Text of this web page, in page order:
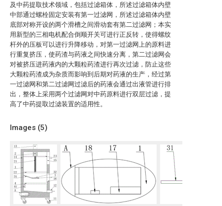
及中药提取技术领域，包括过滤箱体，所述过滤箱体内壁
中部通过螺栓固定安装有第一过滤网，所述过滤箱体内壁
底部对称开设的两个滑槽之间滑动套有第二过滤网；本实
用新型的三相电机配合倒顺开关可进行正反转，使得螺纹
杆外的压板可以进行升降移动，对第一过滤网上的原料进
行重复挤压，使药渣与药液之间快速分离，第二过滤网会
对被挤压进药液内的大颗粒药渣进行再次过滤，防止这些
大颗粒药渣成为杂质而影响到后期对药液的生产，经过第
一过滤网和第二过滤网过滤后的药液会通过出液管进行排
出，整体上采用两个过滤网对中药原料进行双层过滤，提
高了中药提取过滤装置的适用性。
Images (5)